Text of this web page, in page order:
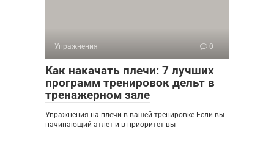
Упражнения 0
Как накачать плечи: 7 лучших
программ тренировок дельт в
тренажерном зале
Упражнения на плечи в вашей тренировке Если вы
начинающий атлет и в приоритет вы